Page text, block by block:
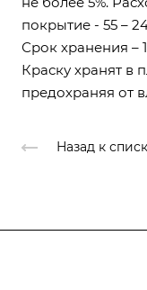
покрытие - 55 –
Срок хранения –
Краску хранят в
предохраняя от
Назад к